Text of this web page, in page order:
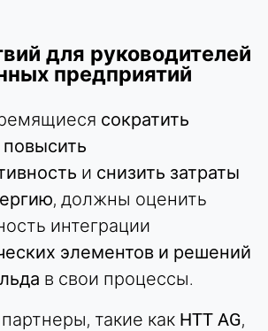
для руководителей
предприятий
сократить
повысить
и снизить затраты
, должны оценить
интеграции
элементов и решений
в свои процессы.
такие как HTT AG,